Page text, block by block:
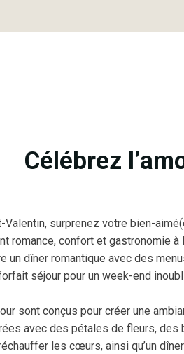
Célébrez
Valentin, surprenez votre bien-
romance, confort et gastronomie à
un dîner romantique avec des
séjour pour un week-end
sont conçus pour créer une
avec des pétales de fleurs, des
les cœurs, ainsi qu’un